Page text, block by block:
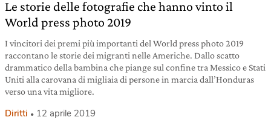
Le storie delle fotografie che hanno vinto il
World press photo 2019
I vincitori dei premi più importanti del World press photo 2019
raccontano le storie dei migranti nelle Americhe. Dallo scatto
drammatico della bambina che piange sul confine tra Messico e Stati
Uniti alla carovana di migliaia di persone in marcia dall’Honduras
verso una vita migliore.
Diritti 12 aprile 2019